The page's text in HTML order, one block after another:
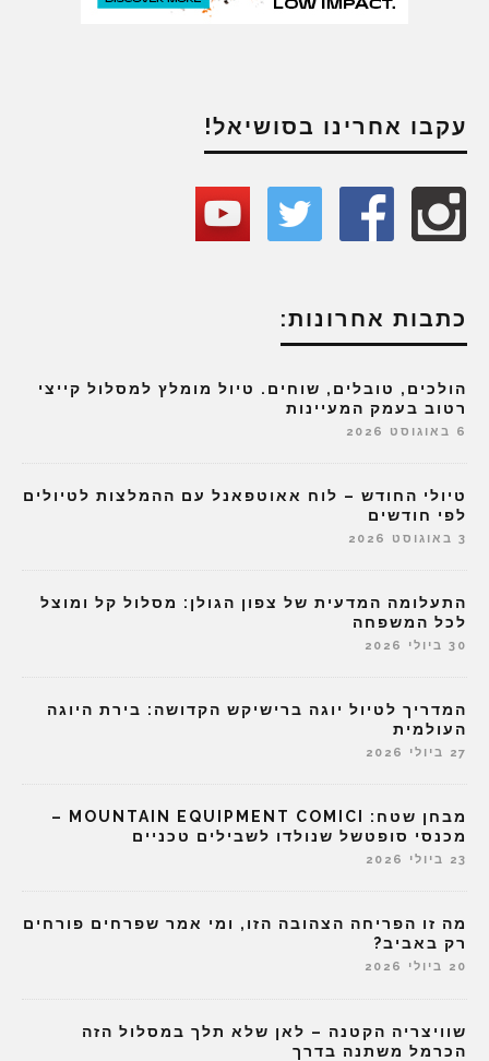
עקבו אחרינו בסושיאל!
כתבות אחרונות:
הולכים, טובלים, שוחים. טיול מומלץ למסלול קייצי
רטוב בעמק המעיינות
6 באוגוסט 2026
טיולי החודש – לוח אאוטפאנל עם ההמלצות לטיולים
לפי חודשים
3 באוגוסט 2026
התעלומה המדעית של צפון הגולן: מסלול קל ומוצל
לכל המשפחה
30 ביולי 2026
המדריך לטיול יוגה ברישיקש הקדושה: בירת היוגה
העולמית
27 ביולי 2026
מבחן שטח: MOUNTAIN EQUIPMENT COMICI –
מכנסי סופטשל שנולדו לשבילים טכניים
23 ביולי 2026
מה זו הפריחה הצהובה הזו, ומי אמר שפרחים פורחים
רק באביב?
20 ביולי 2026
שוויצריה הקטנה – לאן שלא תלך במסלול הזה
הכרמל משתנה בדרך